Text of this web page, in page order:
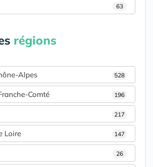
63
régions
Alpes 528
Comté 196
217
Loire 147
26